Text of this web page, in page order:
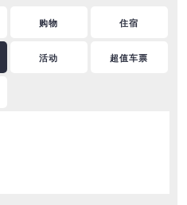
购物 住宿
活动 超值车票